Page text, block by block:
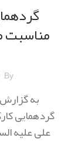
مناسبت
By
به
گردهمایی
علی علیه